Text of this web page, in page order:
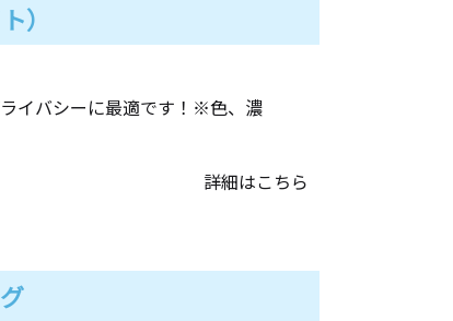
）
イバシーに最適です！※色、濃
詳細はこちら